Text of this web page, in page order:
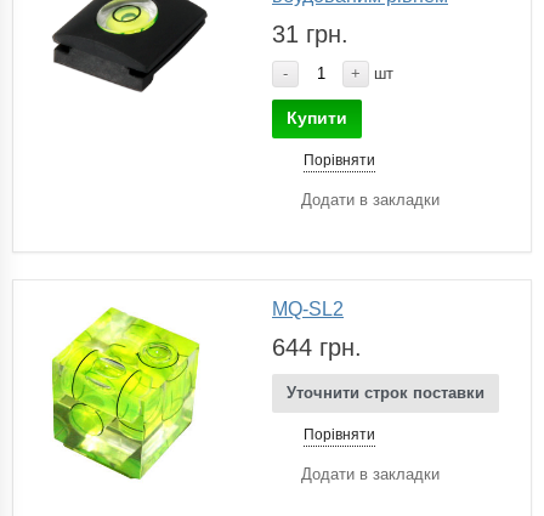
31 грн.
- + шт
Купити
Порівняти
Додати в закладки
MQ-SL2
644 грн.
Уточнити строк поставки
Порівняти
Додати в закладки